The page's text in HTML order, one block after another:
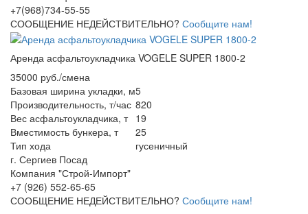
+7(968)734-55-55
СООБЩЕНИЕ НЕДЕЙСТВИТЕЛЬНО? Сообщите нам!
Аренда асфальтоукладчика VOGELE SUPER 1800-2
35000 руб./смена
Базовая ширина укладки, м5
Производительность, т/час 820
Вес асфальтоукладчика, т 19
Вместимость бункера, т
25
Тип хода
гусеничный
г. Сергиев Посад
Компания "Строй-Импорт"
+7 (926) 552-65-65
СООБЩЕНИЕ НЕДЕЙСТВИТЕЛЬНО? Сообщите нам!